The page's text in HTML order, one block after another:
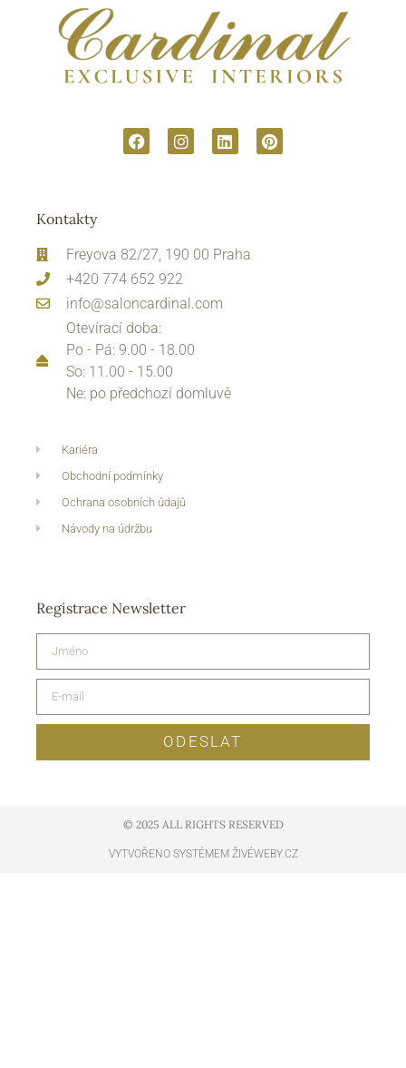
Kontakty
Freyova 82/27, 190 00 Praha
+420 774 652 922
info@saloncardinal.com
Otevírací doba:
Po - Pá: 9.00 - 18.00
So: 11.00 - 15.00
Ne: po předchozí domluvě
Kariéra
Obchodní podmínky
Ochrana osobních údajů
Návody na údržbu
Registrace Newsletter
ODESLAT
© 2025 ALL RIGHTS RESERVED​
VYTVOŘENO SYSTÉMEM ŽIVÉWEBY.CZ